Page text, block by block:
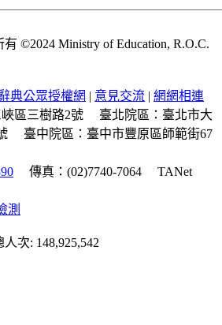
©2024 Ministry of Education, R.O.C.
典公眾授權網 | 意見交流 | 網網相連
區三樹路2號
臺北院區：臺北市大
臺中院區：臺中市豐原區師範街67
傳真：(02)7740-7064
TANet
人次: 148,925,542